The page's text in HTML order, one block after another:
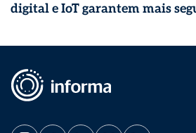
digital e IoT garantem mais